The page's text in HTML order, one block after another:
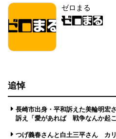
ゼロまる
追悼
長崎市出身・平和訴えた美輪明
訴え「愛があれば 戦争なんか起こ
つげ義春さんと白土三平さん カ